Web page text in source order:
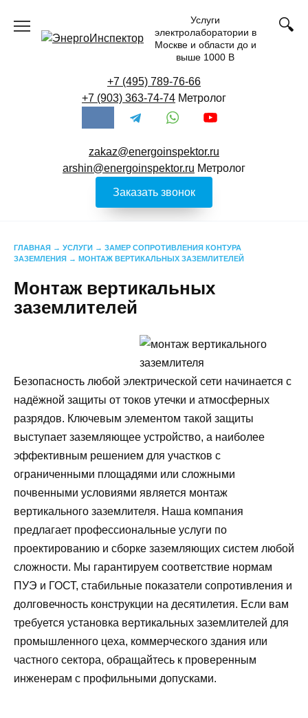
содержанию
Услуги
электролаборатории в
Москве и области до и
выше 1000 В
+7 (495) 789-76-66
+7 (903) 363-74-74 Метролог
zakaz@energoinspektor.ru
arshin@energoinspektor.ru Метролог
Заказать звонок
ГЛАВНАЯ → УСЛУГИ → ЗАМЕР СОПРОТИВЛЕНИЯ КОНТУРА
ЗАЗЕМЛЕНИЯ → МОНТАЖ ВЕРТИКАЛЬНЫХ ЗАЗЕМЛИТЕЛЕЙ
Монтаж вертикальных
заземлителей
Безопасность любой электрической сети начинается с
надёжной защиты от токов утечки и атмосферных
разрядов. Ключевым элементом такой защиты
выступает заземляющее устройство, а наиболее
эффективным решением для участков с
ограниченными площадями или сложными
почвенными условиями является монтаж
вертикального заземлителя. Наша компания
предлагает профессиональные услуги по
проектированию и сборке заземляющих систем любой
сложности. Мы гарантируем соответствие нормам
ПУЭ и ГОСТ, стабильные показатели сопротивления и
долговечность конструкции на десятилетия. Если вам
требуется установка вертикальных заземлителей для
промышленного цеха, коммерческого здания или
частного сектора, обращайтесь к проверенным
инженерам с профильными допусками.